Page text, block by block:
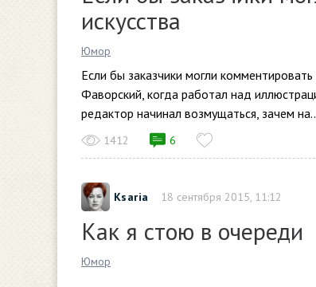
искусства
Юмор
Если бы заказчики могли
Фаворский, когда работал над
редактор начинал возмущаться, зачем
1412 6
Ksaria 18 сентября 2015, 11:12
Как я стою в очереди
Юмор